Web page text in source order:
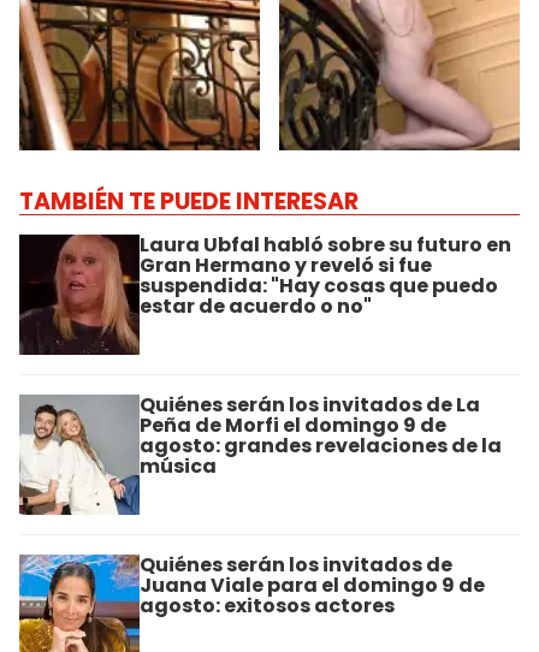
TAMBIÉN TE PUEDE INTERESAR
Laura Ubfal habló sobre su futuro en
Gran Hermano y reveló si fue
suspendida: "Hay cosas que puedo
estar de acuerdo o no"
Quiénes serán los invitados de La
Peña de Morfi el domingo 9 de
agosto: grandes revelaciones de la
música
Quiénes serán los invitados de
Juana Viale para el domingo 9 de
agosto: exitosos actores